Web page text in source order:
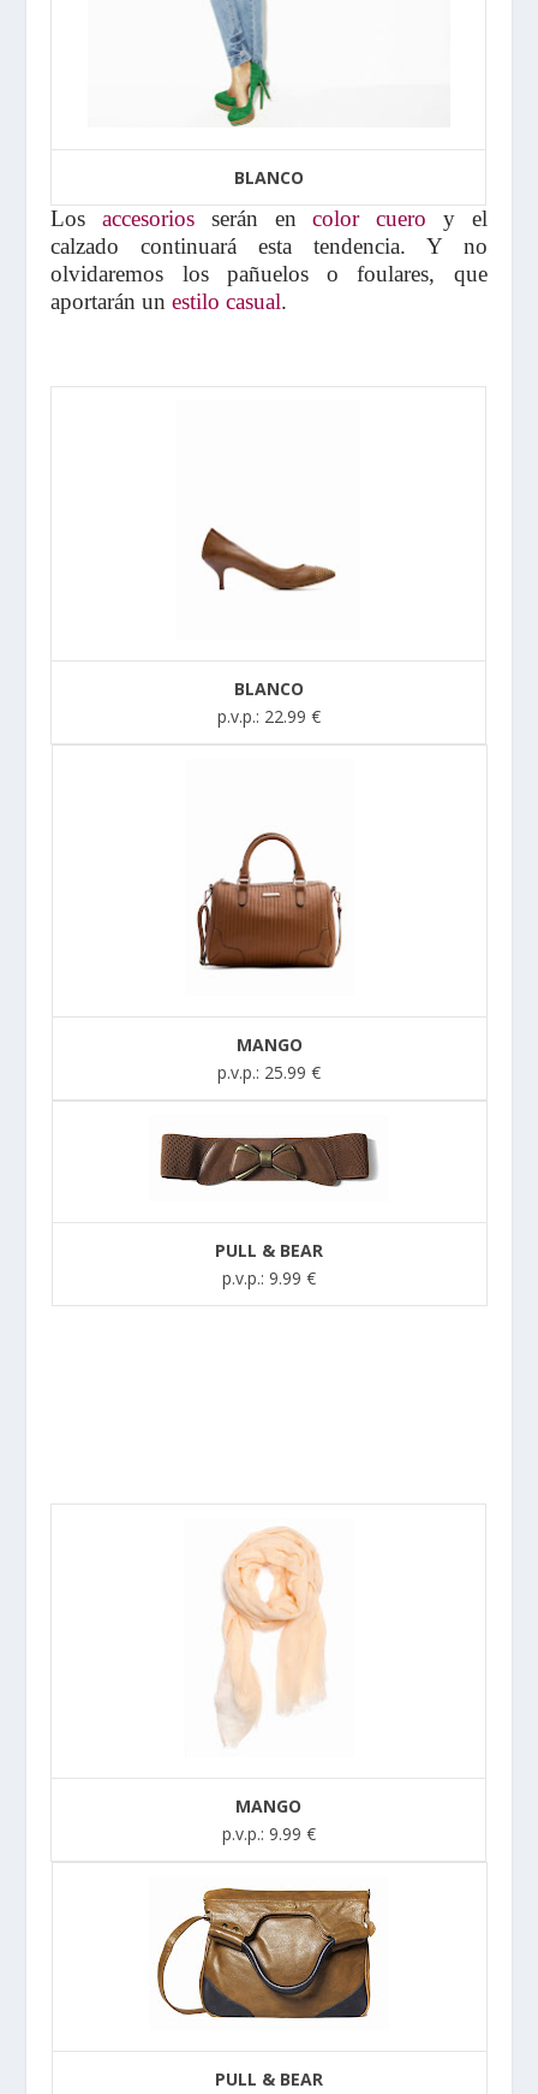
BLANCO
Losaccesorios serán encolor cuero y el
calzado continuará esta tendencia. Y no
olvidaremos los pañuelos o foulares, que
aportarán unestilo casual.
BLANCO
p.v.p.: 22.99 €
MANGO
p.v.p.: 25.99 €
PULL & BEAR
p.v.p.: 9.99 €
MANGO
p.v.p.: 9.99 €
PULL & BEAR